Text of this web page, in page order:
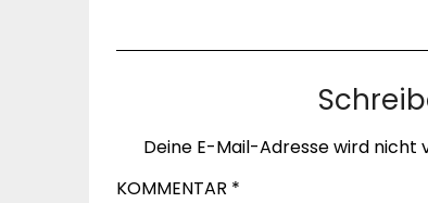
Deine E-Mail-Adresse wird nicht
KOMMENTAR *